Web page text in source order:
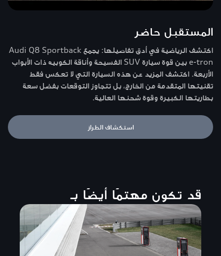
المستقبل حاضر
اكتشف الرياضية في أدق تفاصيلها: يجمع Audi Q8 Sportback
e-tron بين قوة سيارة SUV الفسيحة وأناقة الكوبيه ذات الأبواب
الأربعة. اكتشف المزيد عن هذه السيارة التي لا تعكس فقط
تقنيتها المتقدمة من الخارج، بل تتجاوز التوقعات بفضل سعة
بطاريتها الكبيرة وقوة شحنها العالية.
استكشاف الطراز
قد تكون مهتمًا أيضًا بـ